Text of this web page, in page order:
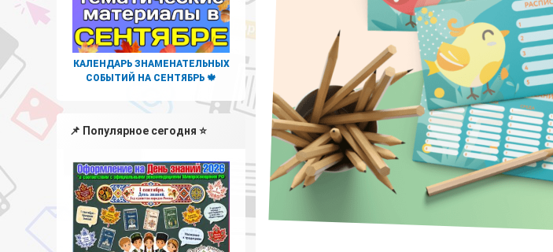
КАЛЕНДАРЬ ЗНАМЕНАТЕЛЬНЫХ
СОБЫТИЙ НА СЕНТЯБРЬ 🍁
📌 Популярное сегодня ⭐